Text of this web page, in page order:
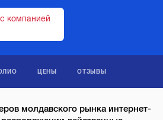
компанией
ЦЕНЫ ОТЗЫВЫ
молдавского рынка интернет-